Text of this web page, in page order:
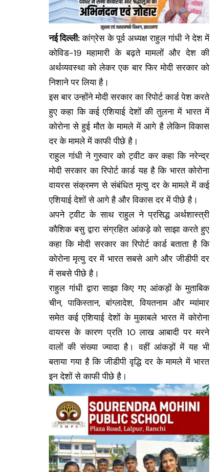
नई दिल्ली:कांग्रेस के पूर्व अध्यक्ष राहुल गांधी ने देश में
कोविड-19 महामारी के बढ़ते मामलों और देश की
अर्थव्यवस्था को लेकर एक बार फिर मोदी सरकार को
निशाने पर लिया है।
इस बार उन्होंने मोदी सरकार का रिपोर्ट कार्ड पेश करते
हुए कहा कि कई एशियाई देशों की तुलना में भारत में
कोरोना से हुई मौत के मामले में आगे है लेकिन विकास
दर के मामले में काफी पीछे है।
राहुल गांधी ने गुरुवार को ट्वीट कर कहा कि नरेन्द्र
मोदी सरकार का रिपोर्ट कार्ड यह है कि भारत कोरोना
वायरस संक्रमण से संबंधित मृत्यु दर के मामले में कई
एशियाई देशों से आगे है और विकास दर में पीछे है।
अपने ट्वीट के साथ राहुल ने प्रसिद्ध अर्थशास्त्री
कौशिक बसु द्वारा संग्रहित आंकड़े को साझा करते हुए
कहा कि मोदी सरकार का रिपोर्ट कार्ड बताता है कि
कोरोना मृत्यु दर में भारत सबसे आगे और जीडीपी दर
में सबसे पीछे है।
राहुल गांधी द्वारा साझा किए गए आंकड़ों के मुताबिक
चीन, पाकिस्तान, बांग्लादेश, वियतनाम और म्यांमार
समेत कई एशियाई देशों के मुकाबले भारत में कोरोना
वायरस के कारण प्रति 10 लाख आबादी पर मरने
वालों की संख्या ज्यादा है। वहीं आंकड़ों में यह भी
बताया गया है कि जीडीपी वृद्धि दर के मामले में भारत
इन देशों से काफी पीछे है।